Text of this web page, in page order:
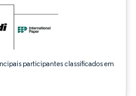
participantes classificados em